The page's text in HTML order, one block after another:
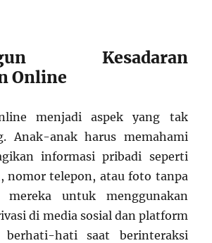
Kesadaran
Online
menjadi aspek yang tak
Anak-anak harus memahami
informasi pribadi seperti
nomor telepon, atau foto tanpa
untuk menggunakan
di media sosial dan platform
hati saat berinteraksi